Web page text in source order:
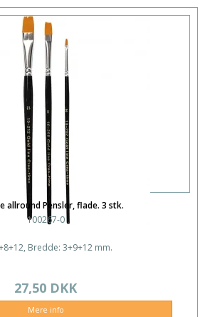
allround Pensler, flade. 3 stk.
100267-0
Bredde: 3+9+12 mm.
27,50 DKK
Mere info